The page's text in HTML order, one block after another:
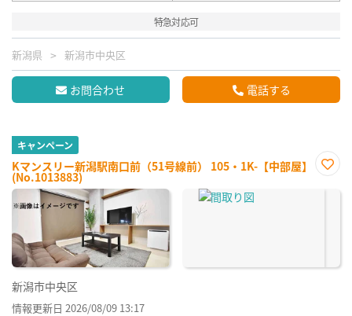
特急対応可
新潟県 新潟市中央区
お問合わせ 電話する
キャンペーン
Kマンスリー新潟駅南口前（51号線前） 105・1K-【中部屋】
(No.1013883)
に入
新潟市中央区
情報更新日 2026/08/09 13:17